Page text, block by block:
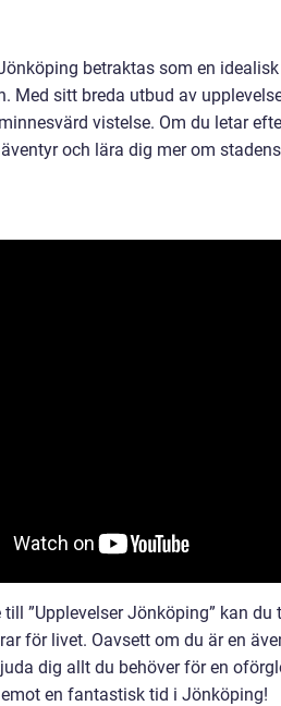
betraktas som en
Med sitt breda utbud av
vistelse. Om du letar
och lära dig mer om
”Upplevelser Jönköping” kan
för livet. Oavsett om du är en
dig allt du behöver för en
en fantastisk tid i Jönköping!